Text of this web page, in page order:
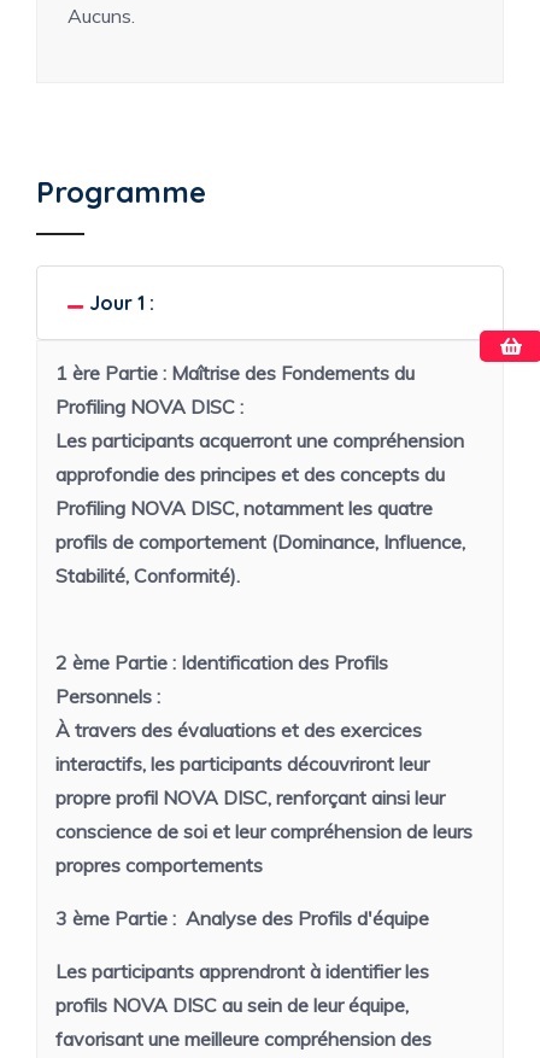
Aucuns.
Programme
Jour 1 :
1 ère Partie : Maîtrise des Fondements du
Profiling NOVA DISC :
Les participants acquerront une compréhension
approfondie des principes et des concepts du
Profiling NOVA DISC, notamment les quatre
profils de comportement (Dominance, Influence,
Stabilité, Conformité).
2 ème Partie : Identification des Profils
Personnels :
À travers des évaluations et des exercices
interactifs, les participants découvriront leur
propre profil NOVA DISC, renforçant ainsi leur
conscience de soi et leur compréhension de leurs
propres comportements
3 ème Partie : Analyse des Profils d'équipe
Les participants apprendront à identifier les
profils NOVA DISC au sein de leur équipe,
favorisant une meilleure compréhension des